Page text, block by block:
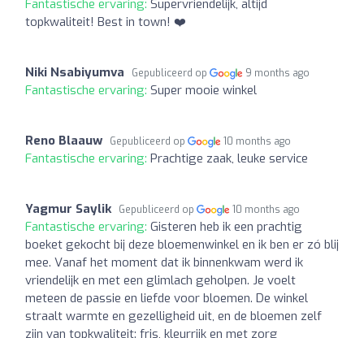
Fantastische ervaring: Supervriendelijk, altijd
topkwaliteit! Best in town! ❤️
Niki Nsabiyumva Gepubliceerd op 9 months ago
Fantastische ervaring: Super mooie winkel
Reno Blaauw Gepubliceerd op 10 months ago
Fantastische ervaring: Prachtige zaak, leuke service
Yagmur Saylik Gepubliceerd op 10 months ago
Fantastische ervaring: Gisteren heb ik een prachtig
boeket gekocht bij deze bloemenwinkel en ik ben er zó blij
mee. Vanaf het moment dat ik binnenkwam werd ik
vriendelijk en met een glimlach geholpen. Je voelt
meteen de passie en liefde voor bloemen. De winkel
straalt warmte en gezelligheid uit, en de bloemen zelf
zijn van topkwaliteit: fris, kleurrijk en met zorg